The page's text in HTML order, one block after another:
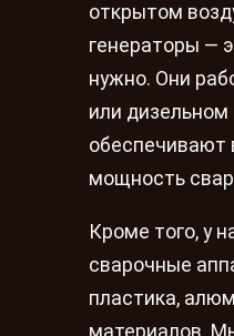
открытом
генераторы —
нужно. Они
или дизельном
обеспечивают
мощность
Кроме того, у
сварочные
пластика,